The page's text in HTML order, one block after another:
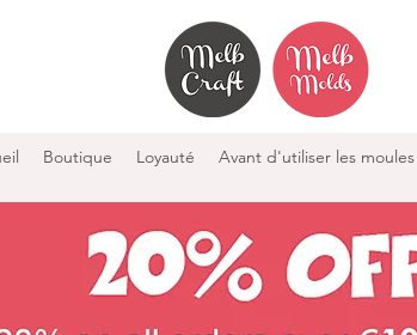
Boutique Loyauté Avant d'utiliser les moules